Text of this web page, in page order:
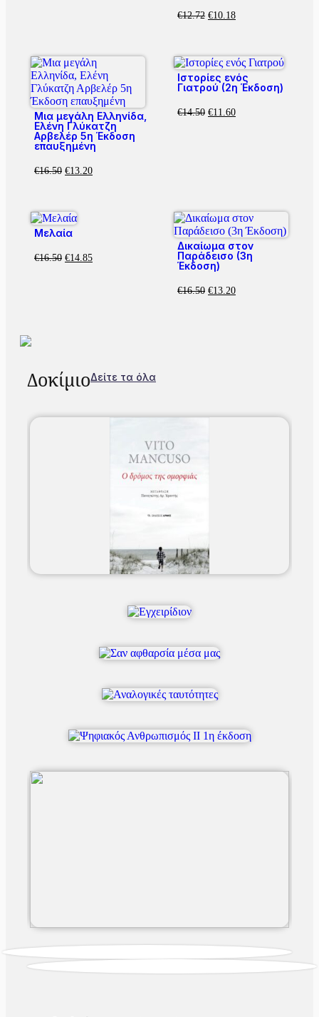
€12.72 €10.18
Μια μεγάλη Ελληνίδα,
Ελένη Γλύκατζη
Αρβελέρ 5η Έκδοση
επαυξημένη
€16.50 €13.20
Ιστορίες ενός
Γιατρού (2η Έκδοση)
€14.50 €11.60
Μελαία
€16.50 €14.85
Δικαίωμα στον
Παράδεισο (3η
Έκδοση)
€16.50 €13.20
ΔοκίμιοΔείτε τα όλα